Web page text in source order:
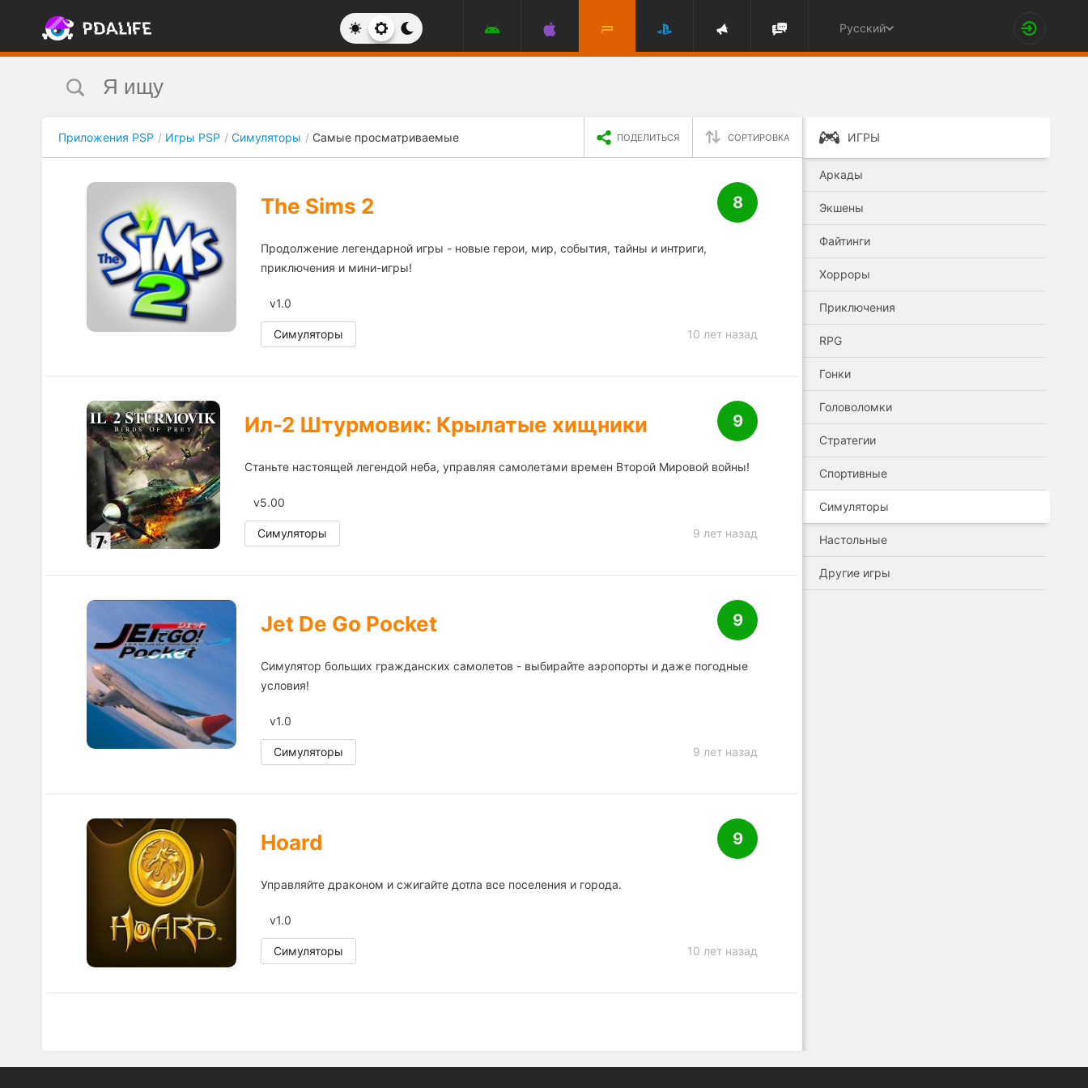
Русский
Приложения PSP Игры PSP Симуляторы Самые просматриваемые ПОДЕЛИТЬСЯ СОРТИРОВКА
8
The Sims 2
Продолжение легендарной игры - новые герои, мир, события, тайны и интриги,
приключения и мини-игры!
v1.0
Симуляторы 10 лет назад
9
Ил-2 Штурмовик: Крылатые хищники
Станьте настоящей легендой неба, управляя самолетами времен Второй Мировой войны!
v5.00
Симуляторы 9 лет назад
9
Jet De Go Pocket
Симулятор больших гражданских самолетов - выбирайте аэропорты и даже погодные
условия!
v1.0
Симуляторы 9 лет назад
9
Hoard
Управляйте драконом и сжигайте дотла все поселения и города.
v1.0
Симуляторы 10 лет назад
ИГРЫ
Аркады
Экшены
Файтинги
Хорроры
Приключения
RPG
Гонки
Головоломки
Стратегии
Спортивные
Симуляторы
Настольные
Другие игры